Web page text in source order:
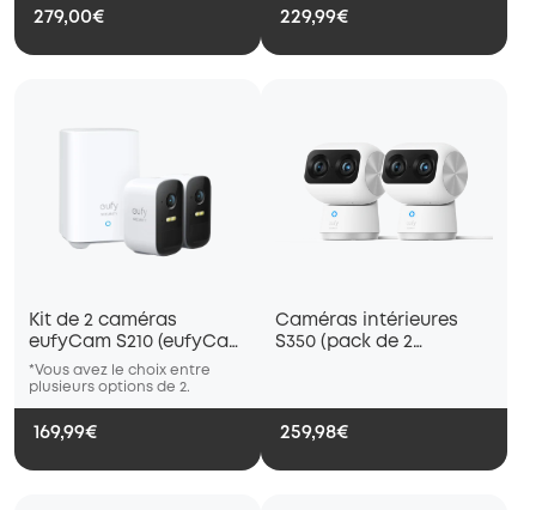
279,00€ 229,99€
Kit de 2 caméras
eufyCam S210 (eufyCam
2C)
*Vous avez le choix entre
plusieurs options de 2.
169,99€
Caméras intérieures
S350 (pack de 2
259,98€